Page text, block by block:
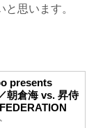
思います。
presents
朝倉海 vs. 昇侍